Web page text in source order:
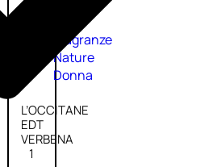
Fragranze
Nature
Donna
L’OCCITANE
EDT
VERBENA
1